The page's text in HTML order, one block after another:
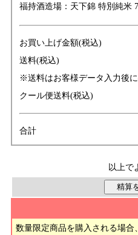
福持酒造場：天下錦 特別純米
お買い上げ金額(税込)
送料(税込)
※送料はお客様データ入力後に
クール便送料(税込)
合計
以上で
数量限定商品を購入される場